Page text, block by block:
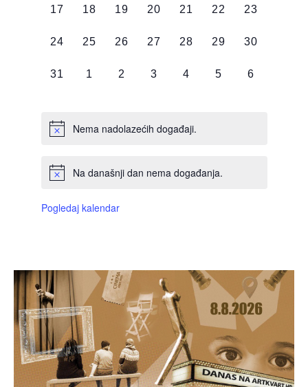
0
17
0
18
0
19
0
20
0
21
0
22
0
23
0
24
0
25
0
26
0
27
0
28
0
29
0
30
0
31
0
1
0
2
0
3
0
4
0
5
0
6
Nema nadolazećih događaji.
Na današnji dan nema događanja.
Pogledaj kalendar